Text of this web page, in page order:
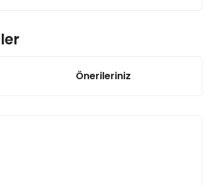
Tidar 120x120x38 mm 220v Ac Kare Fan
Önerileriniz